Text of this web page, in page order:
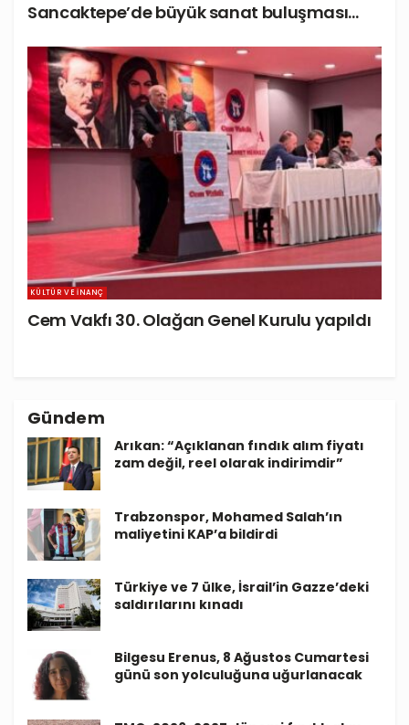
Sancaktepe’de büyük sanat buluşması…
KÜLTÜR VE İNANÇ
Cem Vakfı 30. Olağan Genel Kurulu yapıldı
Gündem
Arıkan: “Açıklanan fındık alım fiyatı
zam değil, reel olarak indirimdir”
Trabzonspor, Mohamed Salah’ın
maliyetini KAP’a bildirdi
Türkiye ve 7 ülke, İsrail’in Gazze’deki
saldırılarını kınadı
Bilgesu Erenus, 8 Ağustos Cumartesi
günü son yolculuğuna uğurlanacak